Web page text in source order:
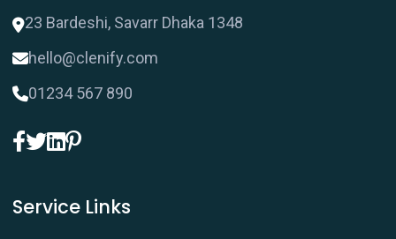
23 Bardeshi, Savarr Dhaka 1348
hello@clenify.com
01234 567 890
Service Links